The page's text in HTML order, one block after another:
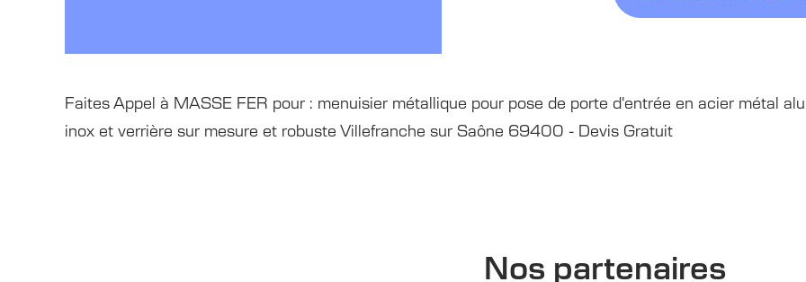
Faites Appel à MASSE FER pour : menuisier métallique pour pose de porte d'entrée en acier métal alu
inox et verrière sur mesure et robuste Villefranche sur Saône 69400 - Devis Gratuit
Nos partenaires